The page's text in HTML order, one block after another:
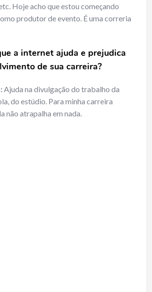
Hoje acho que estou começando
produtor de evento. É uma correria
a internet ajuda e prejudica
de sua carreira?
Ajuda na divulgação do trabalho da
do estúdio. Para minha carreira
não atrapalha em nada.